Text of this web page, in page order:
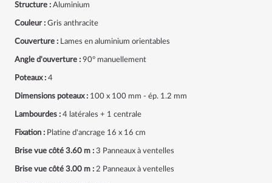
Structure : Aluminium
Couleur : Gris anthracite
Couverture : Lames en aluminium orientables
Angle d'ouverture : 90° manuellement
Poteaux : 4
Dimensions poteaux : 100 x 100 mm - ép. 1.2 mm
Lambourdes : 4 latérales + 1 centrale
Fixation : Platine d'ancrage 16 x 16 cm
Brise vue côté 3.60 m : 3 Panneaux à ventelles
Brise vue côté 3.00 m : 2 Panneaux à ventelles